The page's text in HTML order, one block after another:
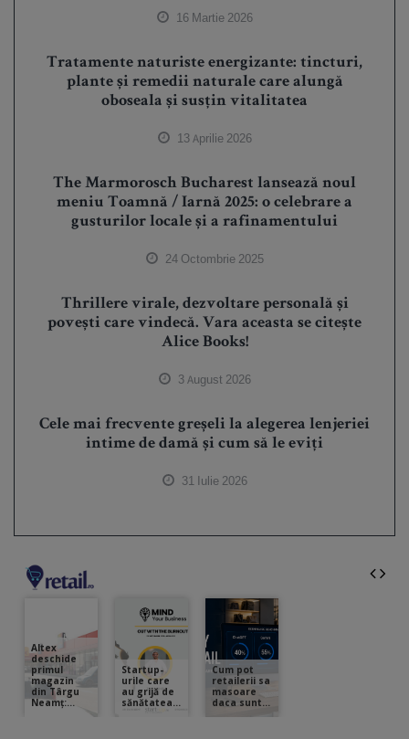
16 Martie 2026
Tratamente naturiste energizante: tincturi,
plante și remedii naturale care alungă
oboseala și susțin vitalitatea
13 Aprilie 2026
The Marmorosch Bucharest lansează noul
meniu Toamnă / Iarnă 2025: o celebrare a
gusturilor locale și a rafinamentului
24 Octombrie 2025
Thrillere virale, dezvoltare personală și
povești care vindecă. Vara aceasta se citește
Alice Books!
3 August 2026
Cele mai frecvente greșeli la alegerea lenjeriei
intime de damă și cum să le eviți
31 Iulie 2026